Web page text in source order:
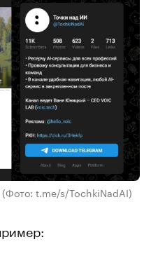
(Фото: t.me/s/TochkiNadAI)